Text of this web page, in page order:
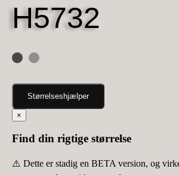
H5732
Størrelseshjælper
×
Find din rigtige størrelse
⚠️ Dette er stadig en BETA version, og